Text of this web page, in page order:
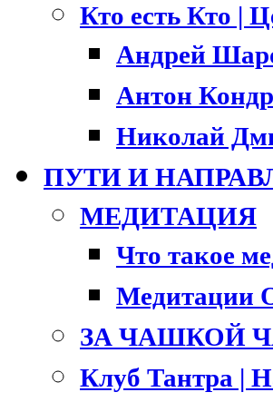
Кто есть Кто |
Андрей
Антон
Николай
ПУТИ И
МЕДИТАЦИЯ
Что такое
ЗА ЧАШКОЙ
Клуб Тантра |